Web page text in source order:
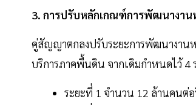
3. การปรับหลักเกณฑ์การพัฒนางา
คู่สัญญาตกลงปรับระยะการพัฒนางาน
บริการภาคพื้นดิน จากเดิมกำหนดไว้ 4
ระยะที่ 1 จำนวน 12 ล้านคนต่